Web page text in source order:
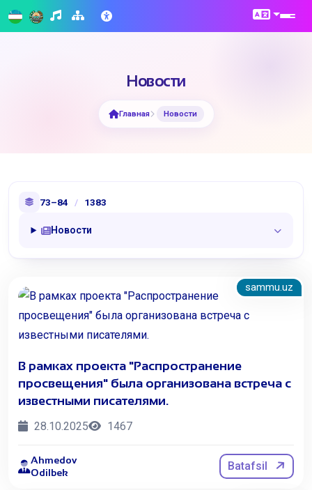
Новости
Главная Новости
73–84 / 1383
Новости
sammu.uz
В рамках проекта "Распространение
просвещения" была организована встреча с
известными писателями.
28.10.2025 1467
Ahmedov
Odilbek
Batafsil